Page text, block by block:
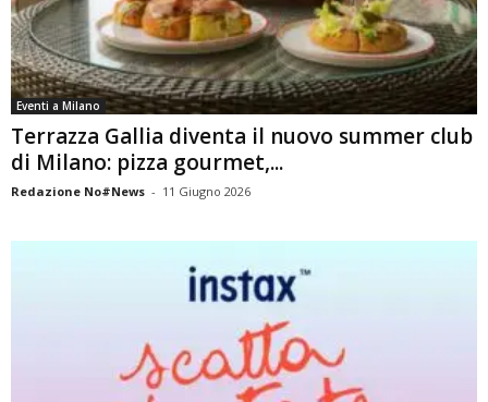
Eventi a Milano
Terrazza Gallia diventa il nuovo summer club
di Milano: pizza gourmet,...
Redazione No#News - 11 Giugno 2026